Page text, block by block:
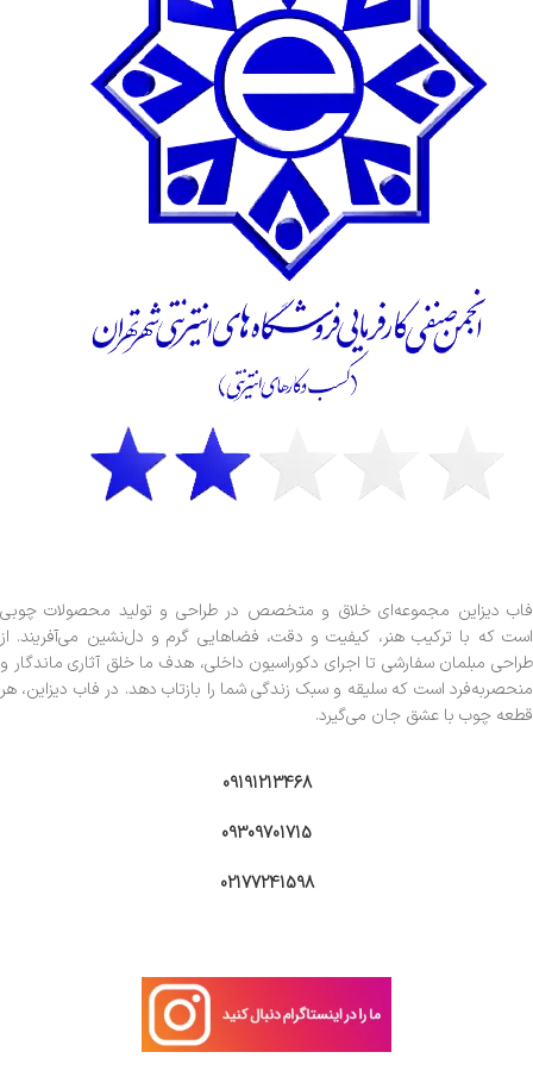
فاب دیزاین مجموعه‌ای خلاق و متخصص در طراحی و تولید محصولات چوبی
است که با ترکیب هنر، کیفیت و دقت، فضاهایی گرم و دل‌نشین می‌آفریند. از
طراحی مبلمان سفارشی تا اجرای دکوراسیون داخلی، هدف ما خلق آثاری ماندگار و
منحصربه‌فرد است که سلیقه و سبک زندگی شما را بازتاب دهد. در فاب دیزاین، هر
قطعه چوب با عشق جان می‌گیرد.
09191213468
09309701715
02177241598